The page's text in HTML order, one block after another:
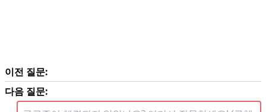
이전 질문:
다음 질문: